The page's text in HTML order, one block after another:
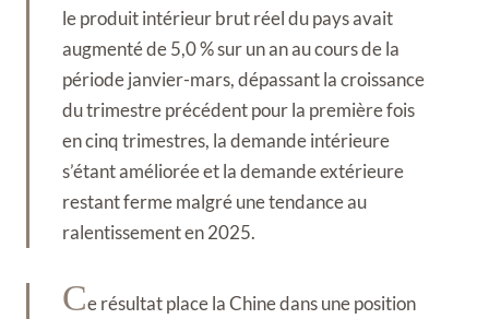
le produit intérieur brut réel du pays avait
augmenté de 5,0 % sur un an au cours de la
période janvier-mars, dépassant la croissance
du trimestre précédent pour la première fois
en cinq trimestres, la demande intérieure
s’étant améliorée et la demande extérieure
restant ferme malgré une tendance au
ralentissement en 2025.
Ce résultat place la Chine dans une position